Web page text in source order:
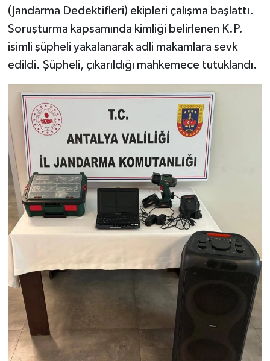
(Jandarma Dedektifleri) ekipleri çalışma başlattı.
Soruşturma kapsamında kimliği belirlenen K.P.
isimli şüpheli yakalanarak adli makamlara sevk
edildi. Şüpheli, çıkarıldığı mahkemece tutuklandı.